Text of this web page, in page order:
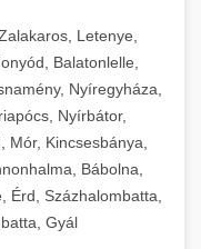
Letenye,
Balatonlelle,
Nyíregyháza,
Nyírbátor,
Mór, Kincsesbánya,
Bábolna,
Érd, Százhalombatta,
Gyál